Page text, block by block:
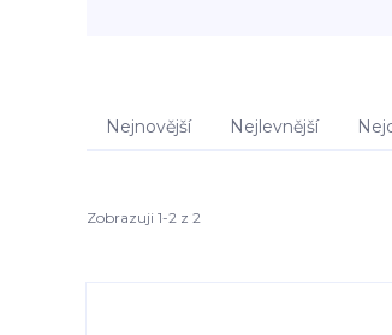
Nejnovější Nejlevnější
Zobrazuji 1-2 z 2